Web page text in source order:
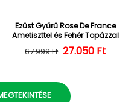
ár
Ezüst Gyűrű Rose De France
Ametiszttel és Fehér Topázzal
Normál ár
67.999 Ft 27.050 Ft